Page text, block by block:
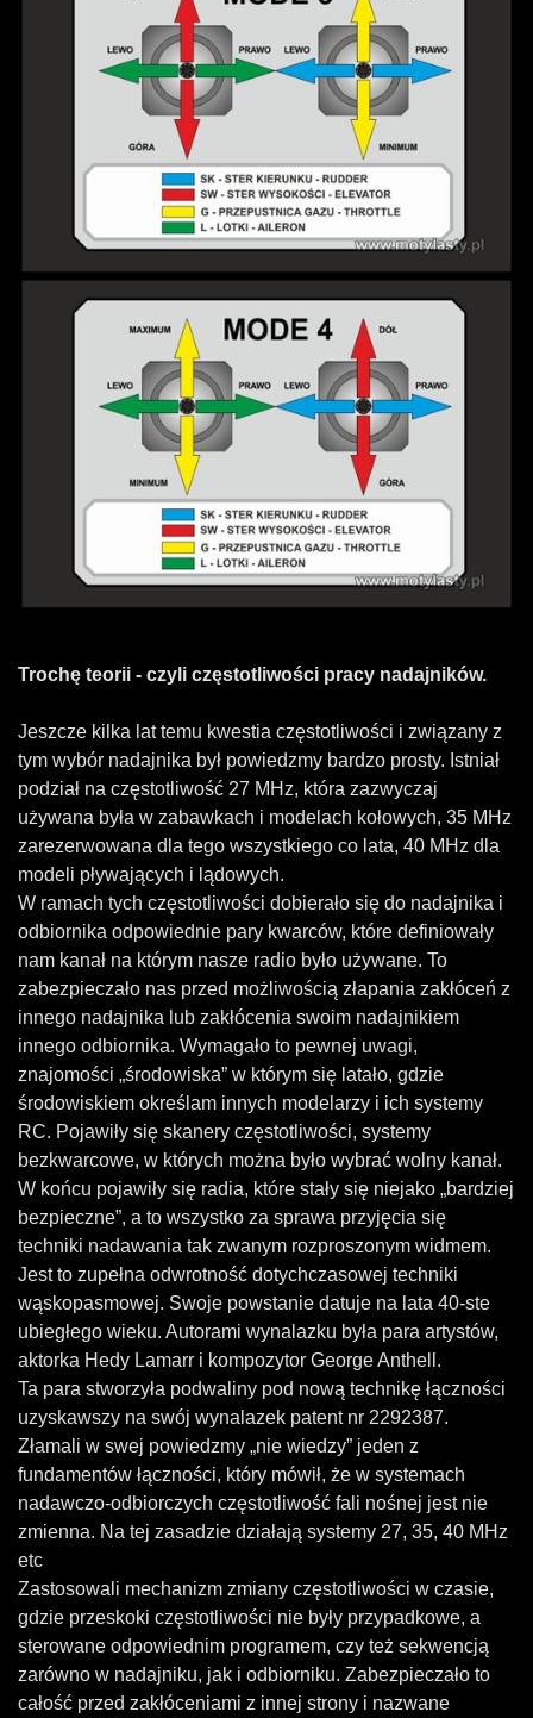
Trochę teorii - czyli częstotliwości pracy nadajników.
Jeszcze kilka lat temu kwestia częstotliwości i związany z
tym wybór nadajnika był powiedzmy bardzo prosty. Istniał
podział na częstotliwość 27 MHz, która zazwyczaj
używana była w zabawkach i modelach kołowych, 35 MHz
zarezerwowana dla tego wszystkiego co lata, 40 MHz dla
modeli pływających i lądowych.
W ramach tych częstotliwości dobierało się do nadajnika i
odbiornika odpowiednie pary kwarców, które definiowały
nam kanał na którym nasze radio było używane. To
zabezpieczało nas przed możliwością złapania zakłóceń z
innego nadajnika lub zakłócenia swoim nadajnikiem
innego odbiornika. Wymagało to pewnej uwagi,
znajomości „środowiska” w którym się latało, gdzie
środowiskiem określam innych modelarzy i ich systemy
RC. Pojawiły się skanery częstotliwości, systemy
bezkwarcowe, w których można było wybrać wolny kanał.
W końcu pojawiły się radia, które stały się niejako „bardziej
bezpieczne”, a to wszystko za sprawa przyjęcia się
techniki nadawania tak zwanym rozproszonym widmem.
Jest to zupełna odwrotność dotychczasowej techniki
wąskopasmowej. Swoje powstanie datuje na lata 40-ste
ubiegłego wieku. Autorami wynalazku była para artystów,
aktorka Hedy Lamarr i kompozytor George Anthell.
Ta para stworzyła podwaliny pod nową technikę łączności
uzyskawszy na swój wynalazek patent nr 2292387.
Złamali w swej powiedzmy „nie wiedzy” jeden z
fundamentów łączności, który mówił, że w systemach
nadawczo-odbiorczych częstotliwość fali nośnej jest nie
zmienna. Na tej zasadzie działają systemy 27, 35, 40 MHz
etc
Zastosowali mechanizm zmiany częstotliwości w czasie,
gdzie przeskoki częstotliwości nie były przypadkowe, a
sterowane odpowiednim programem, czy też sekwencją
zarówno w nadajniku, jak i odbiorniku. Zabezpieczało to
całość przed zakłóceniami z innej strony i nazwane